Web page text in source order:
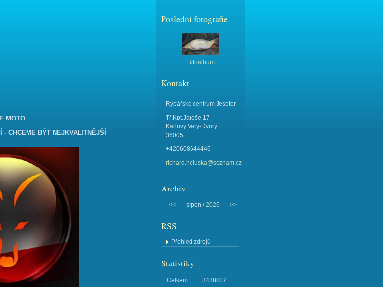
MOTO
- CHCEME BÝT NEJKVALITNĚJŠÍ
Poslední fotografie
Fotoalbum
Kontakt
Rybářské centrum Jeseter
Tř.Kpt.Jaroše 17
Karlovy Vary-Dvory
36005
+420608644446
richard.holuska@seznam.cz
Archiv
<< srpen /2026 >>
RSS
Přehled zdrojů
Statistiky
Celkem:
3438007